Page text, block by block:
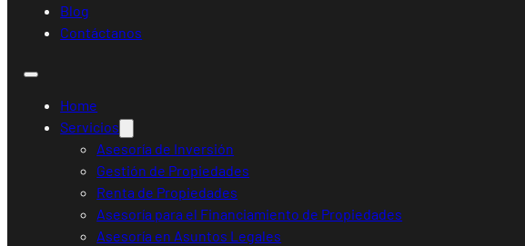
Blog
Contáctanos
Home
Servicios
Asesoría de Inversión
Gestión de Propiedades
Renta de Propiedades
Asesoría para el Financiamiento de Propiedades
Asesoría en Asuntos Legales